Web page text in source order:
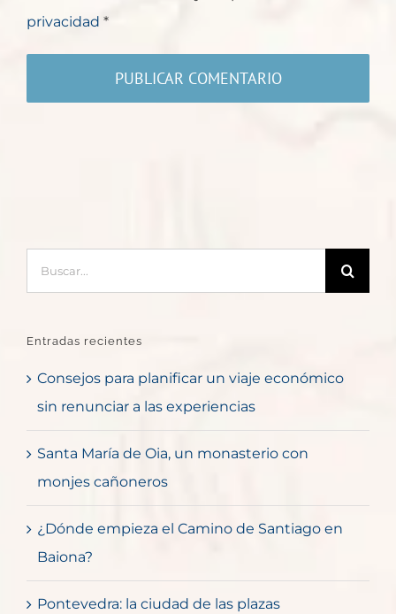
privacidad *
Entradas recientes
Consejos para planificar un viaje económico
sin renunciar a las experiencias
Santa María de Oia, un monasterio con
monjes cañoneros
¿Dónde empieza el Camino de Santiago en
Baiona?
Pontevedra: la ciudad de las plazas